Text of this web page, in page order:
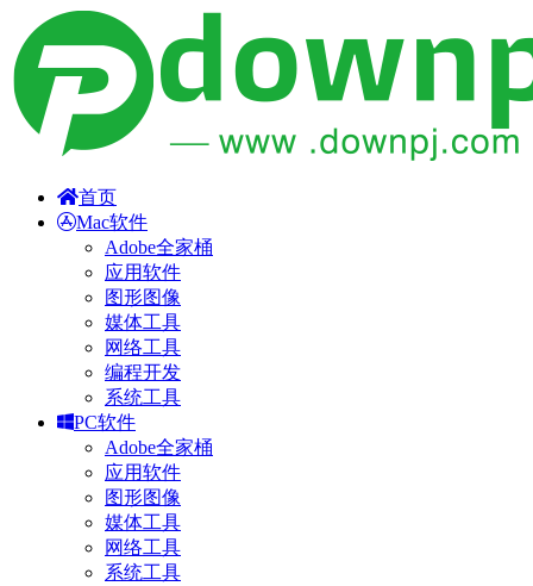
首页
Mac软件
Adobe全家桶
应用软件
图形图像
媒体工具
网络工具
编程开发
系统工具
PC软件
Adobe全家桶
应用软件
图形图像
媒体工具
网络工具
系统工具